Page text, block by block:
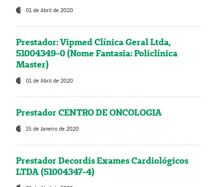
01 de Abril de 2020
Prestador: Vipmed Clínica Geral Ltda,
51004349-0 (Nome Fantasia: Policlínica
Master)
01 de Abril de 2020
Prestador CENTRO DE ONCOLOGIA
15 de Janeiro de 2020
Prestador Decordis Exames Cardiológicos
LTDA (51004347-4)